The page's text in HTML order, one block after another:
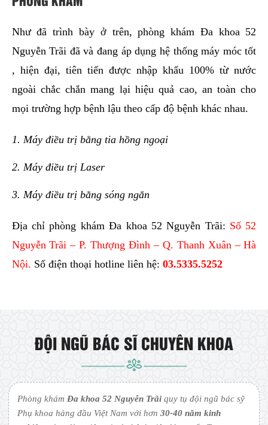
Nguyễn Trãi đã và đang áp dụng hệ thống máy móc tốt
, hiện đại, tiên tiến được nhập khẩu 100% từ nước
ngoài chắc chắn mang lại hiệu quả cao, an toàn cho
mọi trường hợp bệnh lậu theo cấp độ bệnh khác nhau.
1. Máy điều trị bằng tia hồng ngoại
Nguyễn Trãi – P. Thượng Đình – Q. Thanh Xuân – Hà
Nội.
Số điện thoại hotline liên hệ: 03.5335.5252
Phòng khám Đa khoa 52 Nguyễn Trãi quy tụ đội ngũ bác sỹ
Phụ khoa hàng đầu Việt Nam với hơn30-40 năm kinh
nghiệm, từng làm việc tại các bệnh viện lớn tuyến Trung
Ương.